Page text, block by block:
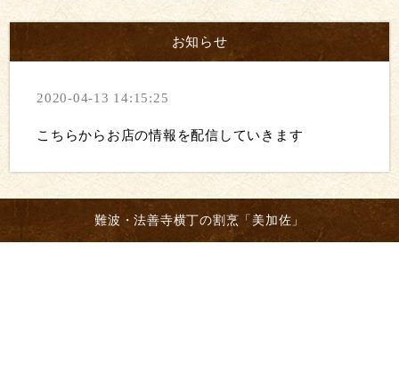
お知らせ
2020-04-13 14:15:25
こちらからお店の情報を配信していきます
難波・法善寺横丁の割烹「美加佐」